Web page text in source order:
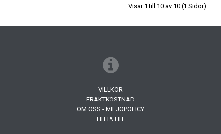
Visar 1 till 10 av 10 (1 Sidor)
VILLKOR
FRAKTKOSTNAD
OM OSS - MILJÖPOLICY
HITTA HIT